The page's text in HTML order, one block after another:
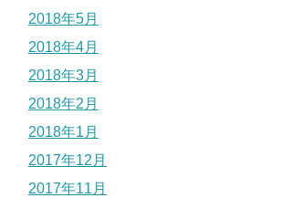
2018年5月
2018年4月
2018年3月
2018年2月
2018年1月
2017年12月
2017年11月